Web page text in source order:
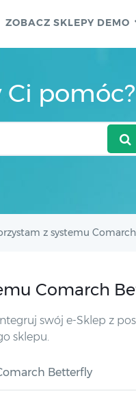
ZOBACZ SKLEPY DEMO
pomóc?
z systemu
Comarch
swój e-Sklep z
sklepu.
Betterfly